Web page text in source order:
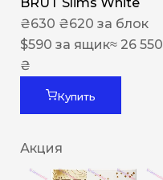
BRUT Slims White
₴630 ₴620 за блок
$590 за ящик≈ 26 550
₴
Купить
Акция